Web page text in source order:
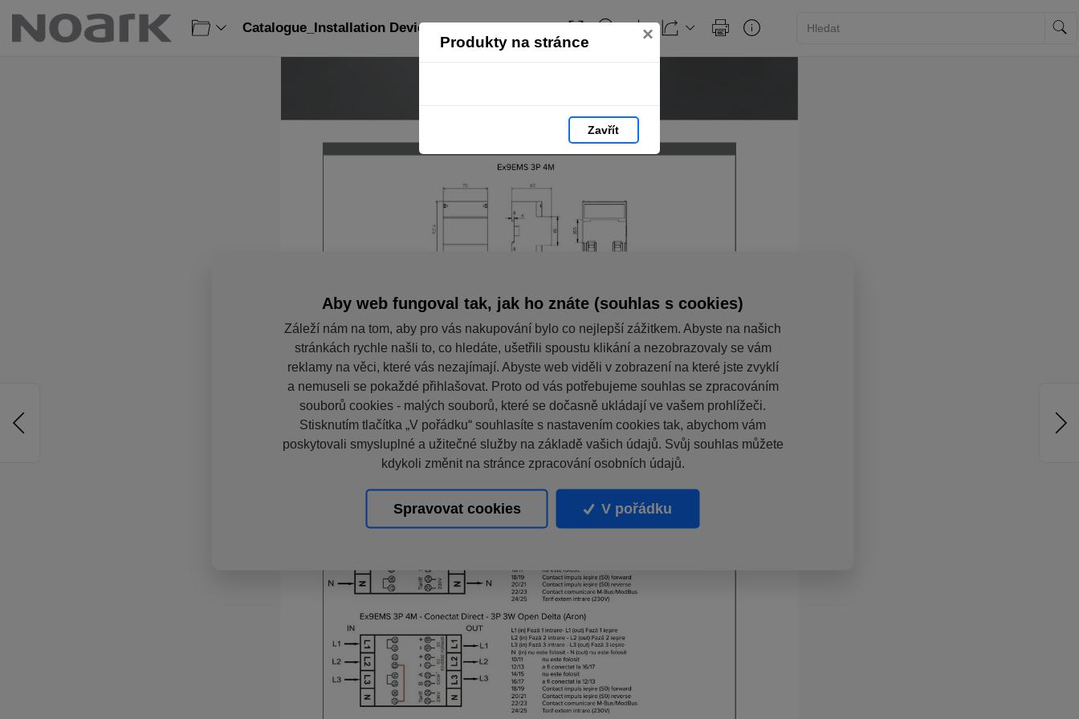
Produkty na stránce ×
Zavřít
Catalogue_Installation Devices_RO: strana 316
Aby web fungoval tak, jak ho znáte (souhlas s cookies)
Záleží nám na tom, aby pro vás nakupování bylo co nejlepší zážitkem. Abyste na našich
stránkách rychle našli to, co hledáte, ušetřili spoustu klikání a nezobrazovaly se vám
reklamy na věci, které vás nezajímají. Abyste web viděli v zobrazení na které jste zvyklí
a nemuseli se pokaždé přihlašovat. Proto od vás potřebujeme souhlas se zpracováním
souborů cookies - malých souborů, které se dočasně ukládají ve vašem prohlížeči.
Stisknutím tlačítka „V pořádku“ souhlasíte s nastavením cookies tak, abychom vám
poskytovali smysluplné a užitečné služby na základě vašich údajů. Svůj souhlas můžete
kdykoli změnit na stránce zpracování osobních údajů.
Spravovat cookies V pořádku